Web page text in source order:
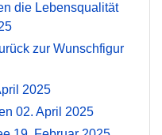
die Lebensqualität
zur Wunschfigur
2025
02. April 2025